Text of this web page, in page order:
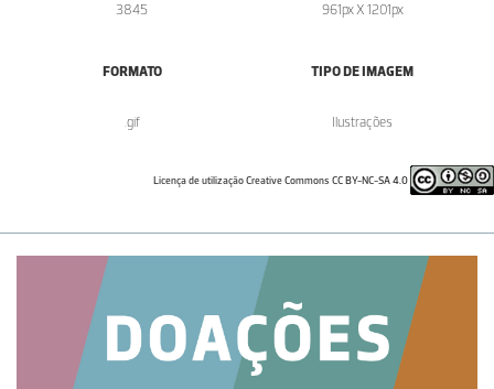
3845 961px X 1201px
FORMATO
.gif
TIPO DE IMAGEM
Ilustrações
Licença de utilização Creative Commons CC BY-NC-SA 4.0